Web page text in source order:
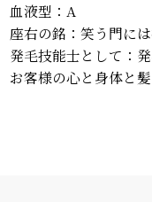
血液型：A
座右の銘：笑う門には
発毛技能士として：
お客様の心と身体と